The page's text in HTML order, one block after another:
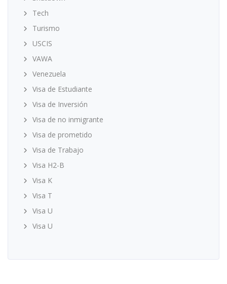
Tech
Turismo
USCIS
VAWA
Venezuela
Visa de Estudiante
Visa de Inversión
Visa de no inmigrante
Visa de prometido
Visa de Trabajo
Visa H2-B
Visa K
Visa T
Visa U
Visa U